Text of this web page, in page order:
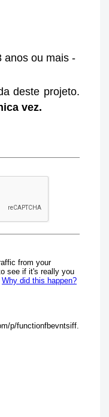
anos ou mais -
deste projeto.
vez.